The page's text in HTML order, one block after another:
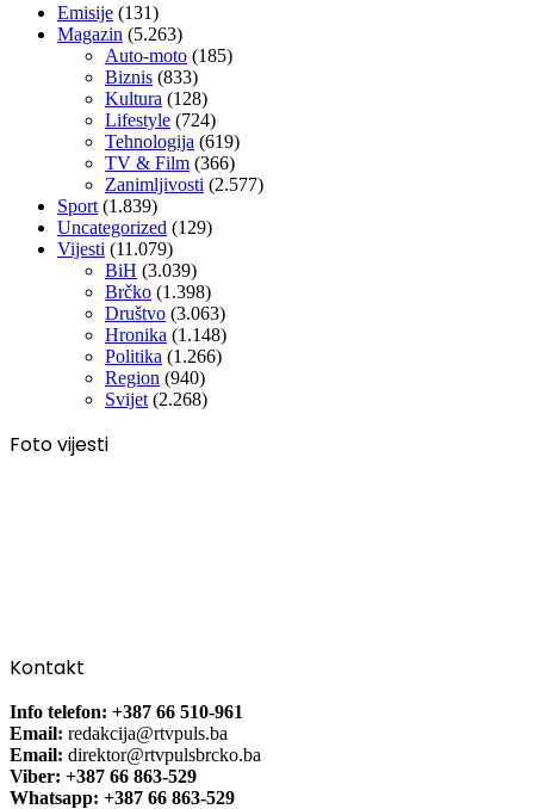
Emisije (131)
Magazin (5.263)
Auto-moto (185)
Biznis (833)
Kultura (128)
Lifestyle (724)
Tehnologija (619)
TV & Film (366)
Zanimljivosti (2.577)
Sport (1.839)
Uncategorized (129)
Vijesti (11.079)
BiH (3.039)
Brčko (1.398)
Društvo (3.063)
Hronika (1.148)
Politika (1.266)
Region (940)
Svijet (2.268)
Foto vijesti
Kontakt
Info telefon: +387 66 510-961
Email: redakcija@rtvpuls.ba
Email: direktor@rtvpulsbrcko.ba
Viber: +387 66 863-529
Whatsapp: +387 66 863-529